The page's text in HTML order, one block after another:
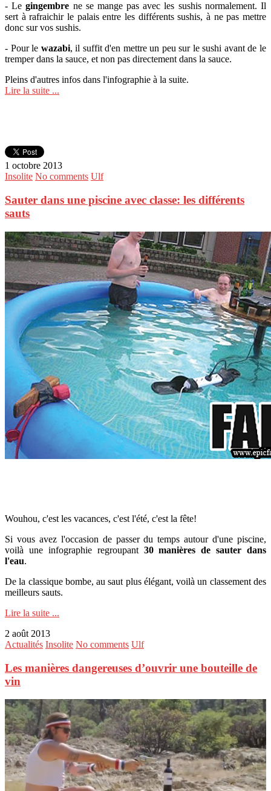
- Legingembre ne se mange pas avec les sushis normalement. Il
sert à rafraichir le palais entre les différents sushis, à ne pas mettre
donc sur vos sushis.
- Pour le wazabi, il suffit d'en mettre un peu sur le sushi avant de le
tremper dans la sauce, et non pas directement dans la sauce.
Pleins d'autres infos dans l'infographie à la suite.
Lire la suite ...
1 octobre 2013
Insolite No comments Ulf
Sauter dans une piscine avec classe: les différents
sauts
Wouhou, c'est les vacances, c'est l'été, c'est la fête!
Si vous avez l'occasion de passer du temps autour d'une piscine,
voilà une infographie regroupant 30 manières de sauter dans
l'eau.
De la classique bombe, au saut plus élégant, voilà un classement des
meilleurs sauts.
Lire la suite ...
2 août 2013
Actualités Insolite No comments Ulf
Les manières dangereuses d’ouvrir une bouteille de
vin